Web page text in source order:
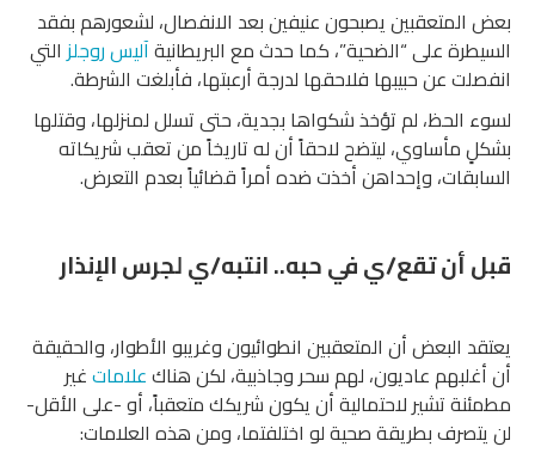
بعض المتعقبين يصبحون عنيفين بعد الانفصال، لشعورهم بفقد
السيطرة على “الضحية”، كما حدث مع البريطانيةآليسروجلز التي
انفصلت عن حبيبها فلاحقها لدرجة أرعبتها، فأبلغت الشرطة.
لسوء الحظ، لم تؤخذ شكواها بجدية، حتى تسلل لمنزلها، وقتلها
بشكلٍ مأساوي، ليتضح لاحقاً أن له تاريخاً من تعقب شريكاته
السابقات، وإحداهن أخذت ضده أمراً قضائياً بعدم التعرض.
قبل أن تقع/ي في حبه.. انتبه/ي لجرس الإنذار
يعتقد البعض أن المتعقبين انطوائيون وغريبو الأطوار، والحقيقة
أن أغلبهم عاديون، لهم سحر وجاذبية، لكن هناكعلاماتغير
مطمئنة تشير لاحتمالية أن يكون شريكك متعقباً، أو -على الأقل-
لن يتصرف بطريقة صحية لو اختلفتما، ومن هذه العلامات: